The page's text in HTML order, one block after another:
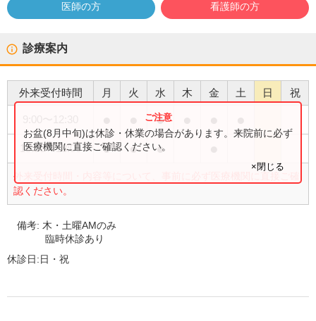
医師の方 看護師の方
診療案内
外来受付時間 月 火 水 木 金 土 日 祝
●
15:00〜18:00 ● ● ●
外来受付時間・内容等について、事前に必ず医療機関に直接ご確
認ください。
お盆(8月中旬)は休診・休業の場合があります。来院前に必ず
医療機関に直接ご確認ください。
×閉じる
備考: 木・土曜AMのみ
臨時休診あり
休診日:日・祝